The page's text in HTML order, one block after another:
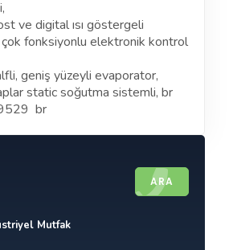
ve digital ısı göstergeli
fonksiyonlu elektronik kontrol
geniş yüzeyli evaporator,
static soğutma sistemli, br
br
ARA
Mutfak